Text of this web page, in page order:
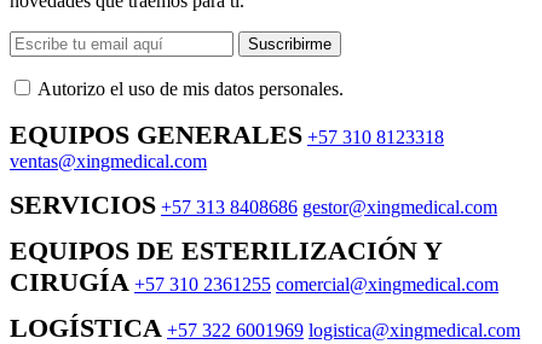
Suscribirme
Autorizo ​​el uso de mis datos personales.
EQUIPOS GENERALES +57 310 8123318
ventas@xingmedical.com
SERVICIOS +57 313 8408686 gestor@xingmedical.com
EQUIPOS DE ESTERILIZACIÓN Y
CIRUGÍA +57 310 2361255 comercial@xingmedical.com
LOGÍSTICA +57 322 6001969 logistica@xingmedical.com